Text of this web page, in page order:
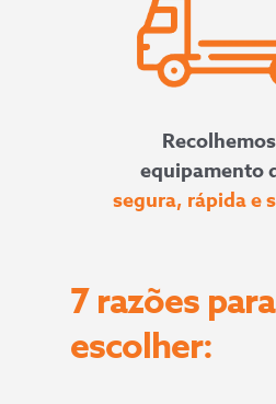
equipamento
segura, rápida e
7 razões
escolher: